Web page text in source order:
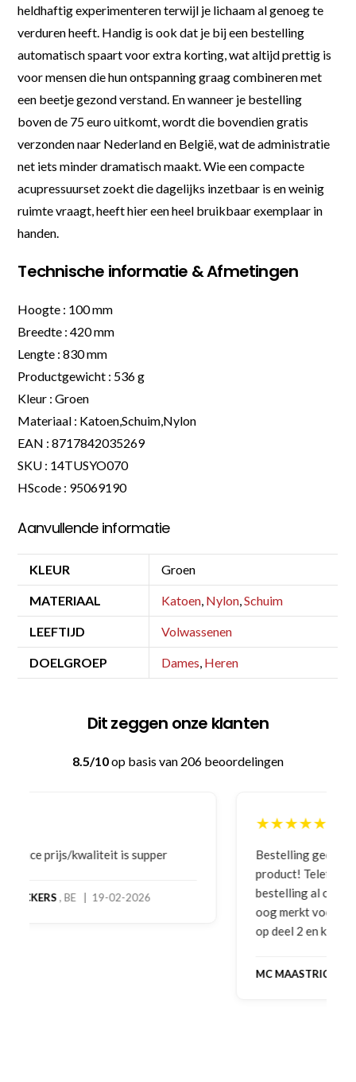
heldhaftig experimenteren terwijl je lichaam al genoeg te
verduren heeft. Handig is ook dat je bij een bestelling
automatisch spaart voor extra korting, wat altijd prettig is
voor mensen die hun ontspanning graag combineren met
een beetje gezond verstand. En wanneer je bestelling
boven de 75 euro uitkomt, wordt die bovendien gratis
verzonden naar Nederland en België, wat de administratie
net iets minder dramatisch maakt. Wie een compacte
acupressuurset zoekt die dagelijks inzetbaar is en weinig
ruimte vraagt, heeft hier een heel bruikbaar exemplaar in
handen.
Technische informatie & Afmetingen
Hoogte : 100 mm
Breedte : 420 mm
Lengte : 830 mm
Productgewicht : 536 g
Kleur : Groen
Materiaal : Katoen,Schuim,Nylon
EAN : 8717842035269
SKU : 14TUSYO070
HScode : 95069190
Aanvullende informatie
KLEUR Groen
MATERIAAL Katoen, Nylon,Schuim
LEEFTIJD Volwassenen
DOELGROEP Dames, Heren
Dit zeggen onze klanten
8.5/10op basis van 206 beoordelingen
Bestelling gedaan vanwege goede prijzen en
product! Telefonisch contact gehad en 1e deel
bestelling al ontvangen met gifts, waardoor je
oog merkt voor echte service. Nu nog wachten